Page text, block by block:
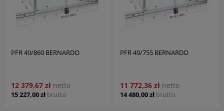
PFR 40/860 BERNARDO
15 227,00 zł brutto
12 379,67 zł netto
PFR 40/755 BERNARDO
14 480,00 zł brutto
11 772,36 zł netto